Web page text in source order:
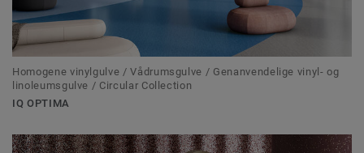
Homogene vinylgulve / Vådrumsgulve / Genanvendelige vinyl- og
linoleumsgulve / Circular Collection
IQ OPTIMA